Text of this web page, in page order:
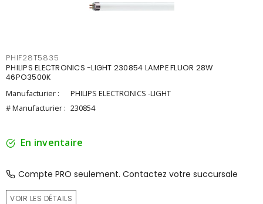
PHIF28T5835
PHILIPS ELECTRONICS -LIGHT 230854 LAMPE FLUOR 28W
46PO3500K
Manufacturier :
PHILIPS ELECTRONICS -LIGHT
# Manufacturier : 230854
En inventaire
Compte PRO seulement. Contactez votre succursale
VOIR LES DÉTAILS